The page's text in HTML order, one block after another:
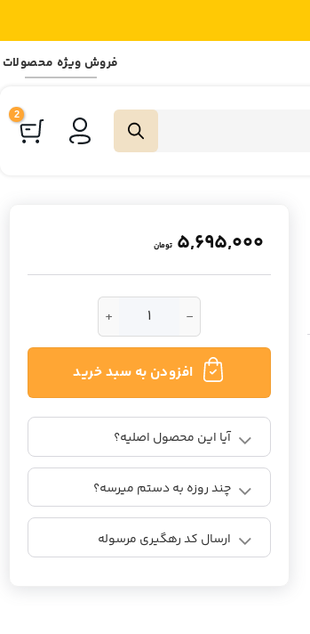
فروش ویژه محصولات
5,695,000 تومان
لوسیون تخصصی و درمانی ترمیم کننده سد دفاعی آتو بریر 365
افزودن به سبد خرید
آیا این محصول اصلیه؟
چند روزه به دستم میرسه؟
ارسال کد رهگیری مرسوله